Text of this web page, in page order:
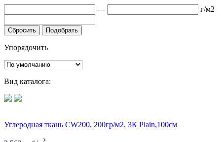
— г/м2
Сбросить Подобрать
Упорядочить
Вид каталога:
Углеродная ткань CW200, 200гр/м2, 3К Plain,100см